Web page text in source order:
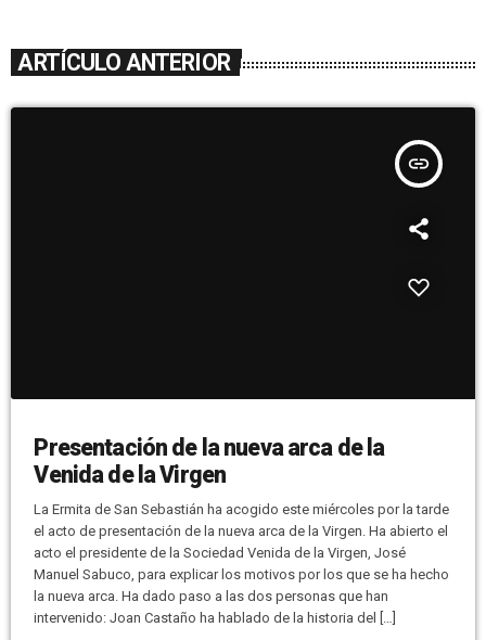
ARTÍCULO ANTERIOR
insert_link
Presentación de la nueva arca de la
Venida de la Virgen
La Ermita de San Sebastián ha acogido este miércoles por la tarde
el acto de presentación de la nueva arca de la Virgen. Ha abierto el
acto el presidente de la Sociedad Venida de la Virgen, José
Manuel Sabuco, para explicar los motivos por los que se ha hecho
la nueva arca. Ha dado paso a las dos personas que han
intervenido: Joan Castaño ha hablado de la historia del […]